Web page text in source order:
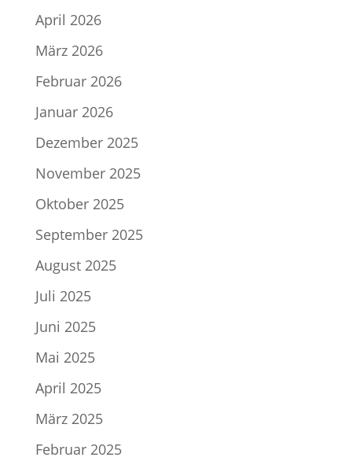
April 2026
März 2026
Februar 2026
Januar 2026
Dezember 2025
November 2025
Oktober 2025
September 2025
August 2025
Juli 2025
Juni 2025
Mai 2025
April 2025
März 2025
Februar 2025